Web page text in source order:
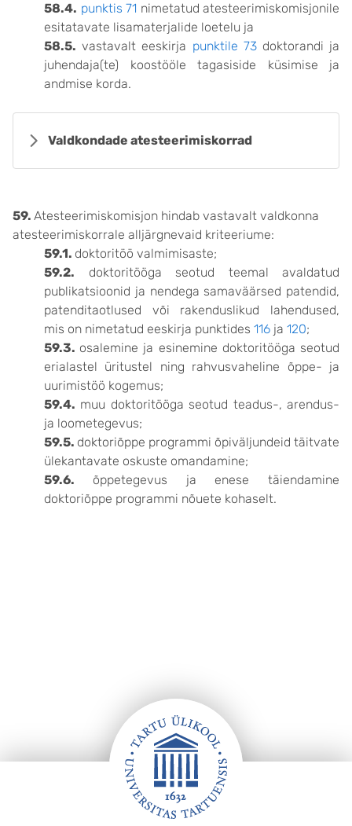
58.4. punktis 71 nimetatud atesteerimiskomisjonile
esitatavate lisamaterjalide loetelu ja
58.5. vastavalt eeskirja punktile 73doktorandi ja
juhendaja(te) koostööle tagasiside küsimise ja
andmise korda.
Valdkondade atesteerimiskorrad
59. Atesteerimiskomisjon hindab vastavalt valdkonna
atesteerimiskorrale alljärgnevaid kriteeriume:
59.1. doktoritöö valmimisaste;
59.2. doktoritööga seotud teemal avaldatud
publikatsioonid ja nendega samaväärsed patendid,
patenditaotlused või rakenduslikud lahendused,
mis on nimetatud eeskirja punktides 116 ja 120;
59.3. osalemine ja esinemine doktoritööga seotud
erialastel üritustel ning rahvusvaheline õppe- ja
uurimistöö kogemus;
59.4. muu doktoritööga seotud teadus-, arendus-
ja loometegevus;
59.5. doktoriõppe programmi õpiväljundeid täitvate
ülekantavate oskuste omandamine;
59.6. õppetegevus ja enese täiendamine
doktoriõppe programmi nõuete kohaselt.